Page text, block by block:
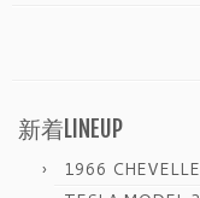
新着LINEUP
1966 CHEVELLE